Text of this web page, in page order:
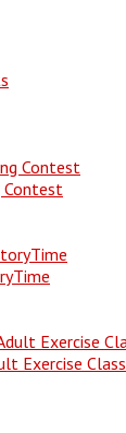
Contest
Exercise Class